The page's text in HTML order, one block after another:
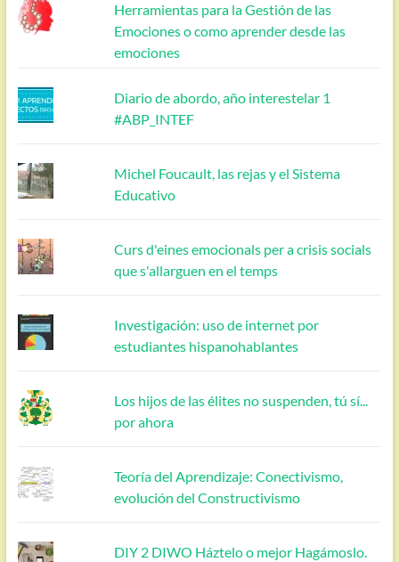
Herramientas para la Gestión de las
Emociones o como aprender desde las
emociones
Diario de abordo, año interestelar 1
#ABP_INTEF
Michel Foucault, las rejas y el Sistema
Educativo
Curs d'eines emocionals per a crisis socials
que s'allarguen en el temps
Investigación: uso de internet por
estudiantes hispanohablantes
Los hijos de las élites no suspenden, tú sí...
por ahora
Teoría del Aprendizaje: Conectivismo,
evolución del Constructivismo
DIY 2 DIWO Háztelo o mejor Hagámoslo.